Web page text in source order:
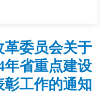
委员会关于
省重点建设
工作的通知